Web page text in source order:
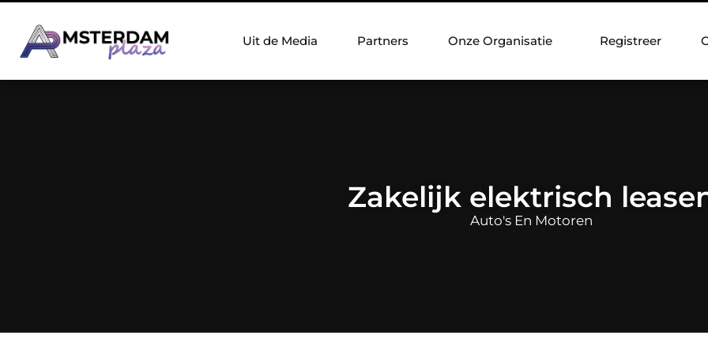
Uit de Media Partners Onze Organisatie Registreer
Zakelijk elektrisch
Auto's En Motoren